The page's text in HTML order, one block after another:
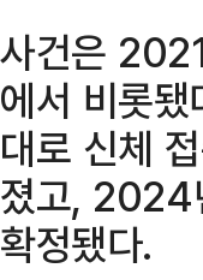
사건은
에서 비롯
대로 신체
졌고, 2024
확정됐다.